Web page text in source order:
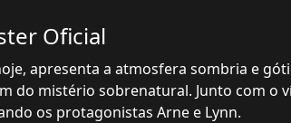
Oficial
apresenta a atmosfera sombria e
do mistério sobrenatural. Junto com o
os protagonistas Arne e Lynn.